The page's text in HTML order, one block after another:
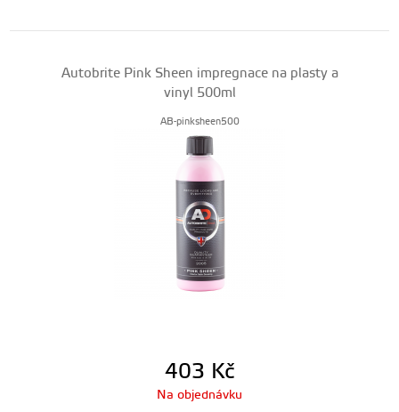
Autobrite Pink Sheen impregnace na plasty a
vinyl 500ml
AB-pinksheen500
403 Kč
Na objednávku